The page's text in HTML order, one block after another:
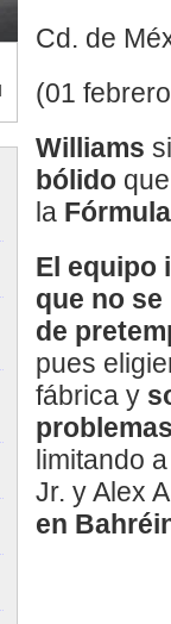
Cd. de
(01
Williams
bólido
la
El equipo
que no
de
pues
fábrica y
limitando
Jr. y Alex
en